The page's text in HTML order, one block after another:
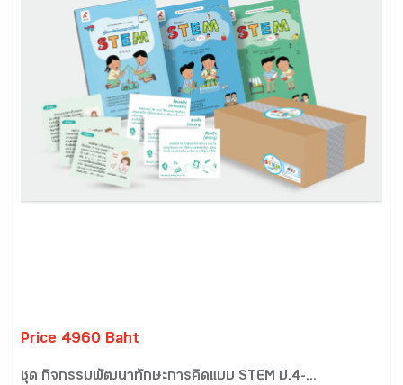
Price 4960 Baht
ชุด กิจกรรมพัฒนาทักษะการคิดแบบ STEM ป.4-...